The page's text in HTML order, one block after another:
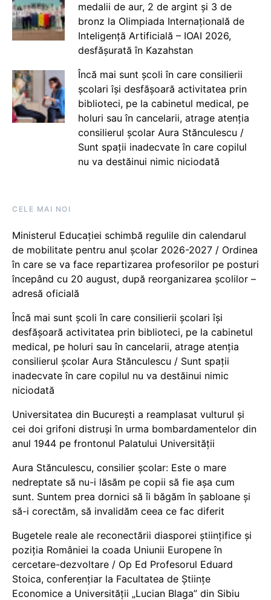
medalii de aur, 2 de argint și 3 de
bronz la Olimpiada Internațională de
Inteligență Artificială – IOAI 2026,
desfășurată în Kazahstan
Încă mai sunt școli în care consilierii
școlari își desfășoară activitatea prin
biblioteci, pe la cabinetul medical, pe
holuri sau în cancelarii, atrage atenția
consilierul școlar Aura Stănculescu /
Sunt spații inadecvate în care copilul
nu va destăinui nimic niciodată
CELE MAI NOI
Ministerul Educației schimbă regulile din calendarul
de mobilitate pentru anul școlar 2026-2027 / Ordinea
în care se va face repartizarea profesorilor pe posturi
începând cu 20 august, după reorganizarea școlilor –
adresă oficială
Încă mai sunt școli în care consilierii școlari își
desfășoară activitatea prin biblioteci, pe la cabinetul
medical, pe holuri sau în cancelarii, atrage atenția
consilierul școlar Aura Stănculescu / Sunt spații
inadecvate în care copilul nu va destăinui nimic
niciodată
Universitatea din București a reamplasat vulturul și
cei doi grifoni distruși în urma bombardamentelor din
anul 1944 pe frontonul Palatului Universității
Aura Stănculescu, consilier școlar: Este o mare
nedreptate să nu-i lăsăm pe copii să fie așa cum
sunt. Suntem prea dornici să îi băgăm în șabloane și
să-i corectăm, să invalidăm ceea ce fac diferit
Bugetele reale ale reconectării diasporei științifice și
poziția României la coada Uniunii Europene în
cercetare-dezvoltare / Op Ed Profesorul Eduard
Stoica, conferențiar la Facultatea de Științe
Economice a Universității „Lucian Blaga” din Sibiu